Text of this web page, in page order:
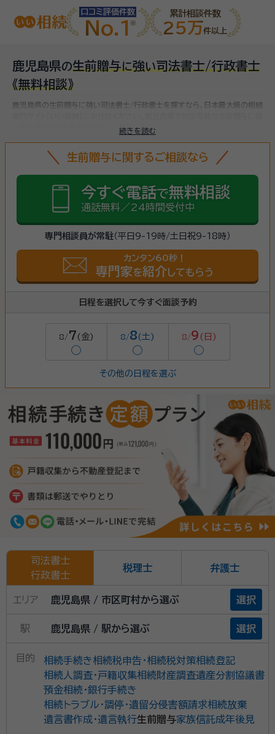
口コミ評価件数
No.1
累計相談件数
25万件以上
鹿児島県の生前贈与に強い司法書士/行政書士
《無料相談》
続きを読む
鹿児島県の生前贈与に強い司法書士/行政書士を探すなら、日本最大級の相続
い司法書士/行政書士をお探しいただけます。
生前贈与に関するご相談なら
今すぐ電話で無料相談
通話無料／24時間受付中
専門相談員が常駐（平日9-19時/土日祝9-18時）
カンタン60秒！
専門家を紹介 してもらう
日程を選択して今すぐ面談予約
8/7 (金)
◯
8/8(土)
◯
8/9 (日)
◯
その他の日程を選ぶ
司法書士
行政書士
税理士 弁護士
エリア 鹿児島県 / 市区町村から選ぶ 選択
駅 鹿児島県 / 駅から選ぶ 選択
目的 相続手続き相続税申告・相続税対策相続登記
相続人調査・戸籍収集相続財産調査遺産分割協議書
預金相続・銀行手続き
相続トラブル・調停・遺留分侵害額請求相続放棄
遺言書作成・遺言執行生前贈与家族信託成年後見